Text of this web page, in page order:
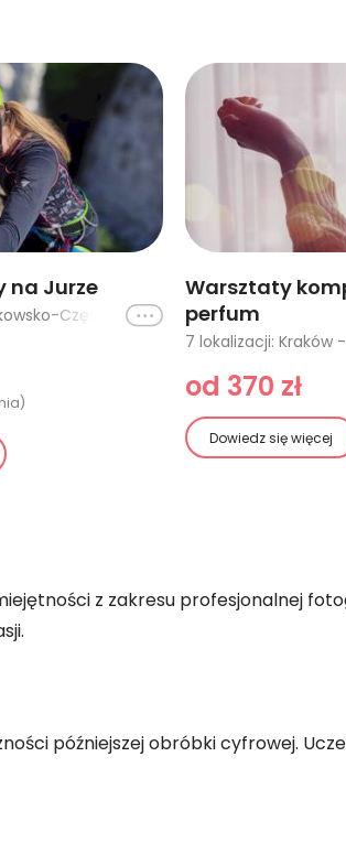
na Jurze
2 lokalizacje: Jura Krakowsko-Częstochowska - 1 osoba, Jura Krakowsko-Częstochowska - 2 osoby
Ikona
Warsztaty
perfum
od 370 zł
Dowiedz się więcej
z zakresu profesjonalnej
późniejszej obróbki cyfrowej.